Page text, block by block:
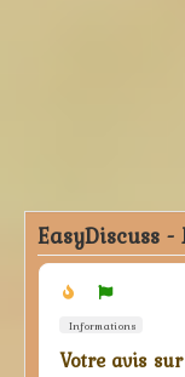
EasyDiscuss -
Informations
Votre avis